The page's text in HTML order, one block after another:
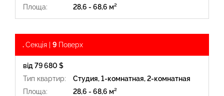
Площа:
28,6 - 68,6 м²
.Секція | 9 Поверх
від 79 680 $
Тип квартир:
Студия, 1-комнатная, 2-комнатная
Площа:
28,6 - 68,6 м²